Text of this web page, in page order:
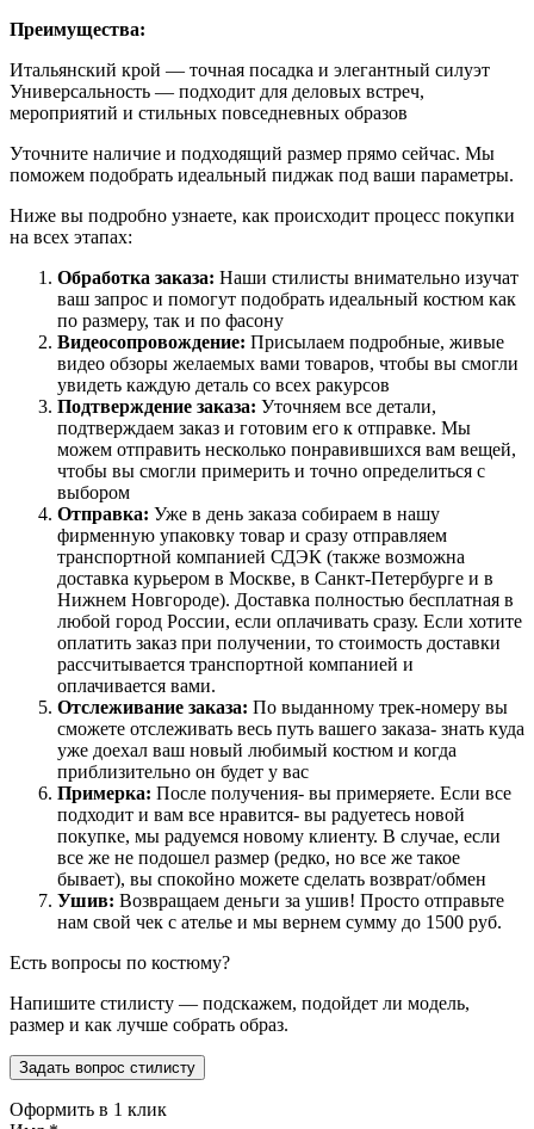
Преимущества:
Итальянский крой — точная посадка и элегантный силуэт
Универсальность — подходит для деловых встреч,
мероприятий и стильных повседневных образов
Уточните наличие и подходящий размер прямо сейчас. Мы
поможем подобрать идеальный пиджак под ваши параметры.
Ниже вы подробно узнаете, как происходит процесс покупки
на всех этапах:
Обработка заказа: Наши стилисты внимательно изучат
ваш запрос и помогут подобрать идеальный костюм как
по размеру, так и по фасону
Видеосопровождение: Присылаем подробные, живые
видео обзоры желаемых вами товаров, чтобы вы смогли
увидеть каждую деталь со всех ракурсов
Подтверждение заказа: Уточняем все детали,
подтверждаем заказ и готовим его к отправке. Мы
можем отправить несколько понравившихся вам вещей,
чтобы вы смогли примерить и точно определиться с
выбором
Отправка: Уже в день заказа собираем в нашу
фирменную упаковку товар и сразу отправляем
транспортной компанией СДЭК (также возможна
доставка курьером в Москве, в Санкт-Петербурге и в
Нижнем Новгороде). Доставка полностью бесплатная в
любой город России, если оплачивать сразу. Если хотите
оплатить заказ при получении, то стоимость доставки
рассчитывается транспортной компанией и
оплачивается вами.
Отслеживание заказа: По выданному трек-номеру вы
сможете отслеживать весь путь вашего заказа- знать куда
уже доехал ваш новый любимый костюм и когда
приблизительно он будет у вас
Примерка: После получения- вы примеряете. Если все
подходит и вам все нравится- вы радуетесь новой
покупке, мы радуемся новому клиенту. В случае, если
все же не подошел размер (редко, но все же такое
бывает), вы спокойно можете сделать возврат/обмен
Ушив: Возвращаем деньги за ушив! Просто отправьте
нам свой чек с ателье и мы вернем сумму до 1500 руб.
Есть вопросы по костюму?
Напишите стилисту — подскажем, подойдет ли модель,
размер и как лучше собрать образ.
Задать вопрос стилисту
Оформить в 1 клик